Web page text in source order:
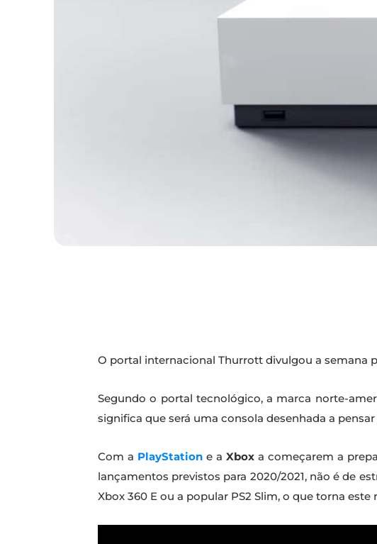
O portal internacional Thurrott divulgou a semana
Segundo o portal tecnológico, a marca norte-
significa que será uma consola desenhada a
Com a PlayStation e aXbox a começarem a
lançamentos previstos para 2020/2021, não é de
Xbox 360 E ou a popular PS2 Slim, o que torna este